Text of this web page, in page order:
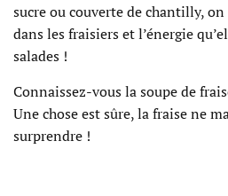
sucre ou couverte de chantilly,
dans les fraisiers et l’énergie
salades !
Connaissez-vous la soupe de
Une chose est sûre, la fraise ne
surprendre !